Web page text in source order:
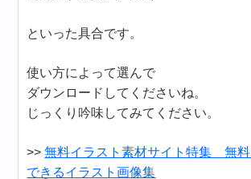
といった具合です。
使い方によって選んで
ダウンロードしてくださいね。
じっくり吟味してみてください。
>>無料イラスト素材サイト特集 無料
できるイラスト画像集